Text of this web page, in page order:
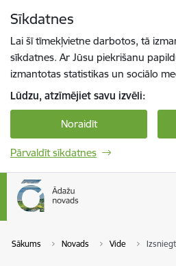
Sīkdatnes
Lai šī tīmekļvietne darbotos, tā
sīkdatnes. Ar Jūsu piekrišanu
izmantotas statistikas un sociālo
Lūdzu, atzīmējiet savu izvēli:
Noraidīt
Pārvaldīt sīkdatnes
Sākums Novads Vide